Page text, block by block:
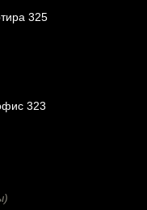
325
323